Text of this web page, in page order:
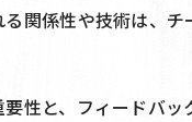
関係性や技術は、
性と、フィードバ